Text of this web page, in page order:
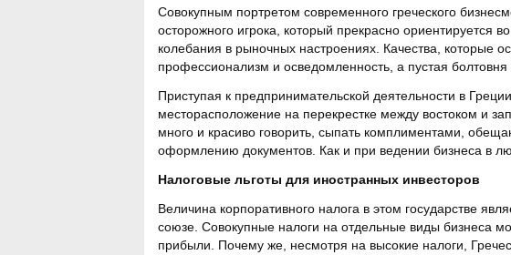
Совокупным портретом современного греческого
осторожного игрока, который прекрасно
колебания в рыночных настроениях. Качества, которые
профессионализм и осведомленность, а пустая
Приступая к предпринимательской деятельности в
месторасположение на перекрестке между востоком и
много и красиво говорить, сыпать комплиментами,
оформлению документов. Как и при ведении бизнеса в
Налоговые льготы для иностранных инвесторов
Величина корпоративного налога в этом государстве
союзе. Совокупные налоги на отдельные виды бизнеса
прибыли. Почему же, несмотря на высокие налоги,